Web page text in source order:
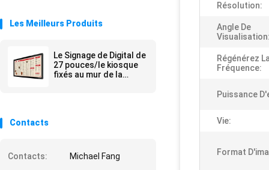
Les Meilleurs Produits
Le Signage de Digital de
27 pouces/le kiosque
fixés au mur de la
Contacts
Contacts:
Michael Fang
Résolution:
Angle De
Régénérez
Fréquence:
Puissance
Vie:
Format